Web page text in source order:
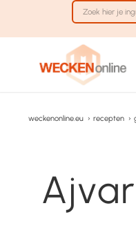
weckenonline.eu › recepten ›